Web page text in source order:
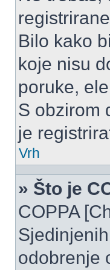
Bilo kako
koje nisu
poruke,
S obzirom
je
Vrh
» Što je
COPPA
odobrenje